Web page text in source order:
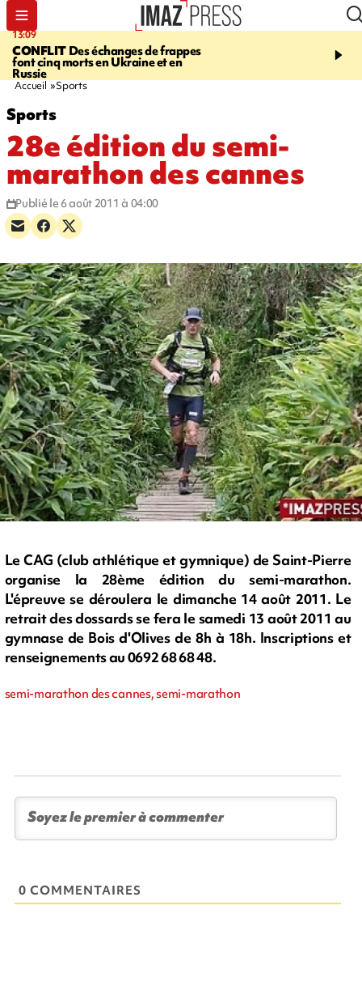
13:09
CONFLIT Des échanges de frappes
font cinq morts en Ukraine et en
Russie
17:14
Quatre
européennes pour les
Accueil Sports
Sports
28e édition du semi-
marathon des cannes
Publié le 6 août 2011 à 04:00
Le CAG (club athlétique et gymnique) de Saint-Pierre
organise la 28ème édition du semi-marathon.
L'épreuve se déroulera le dimanche 14 août 2011. Le
retrait des dossards se fera le samedi 13 août 2011 au
gymnase de Bois d'Olives de 8h à 18h. Inscriptions et
renseignements au 0692 68 68 48.
semi-marathon des cannes, semi-marathon
0 COMMENTAIRES